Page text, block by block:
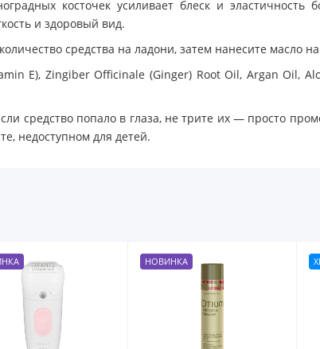
косточек усиливает блеск и эластичность
и здоровый вид.
средства на ладони, затем нанесите масло
E), Zingiber Officinale (Ginger) Root Oil, Argan Oil,
средство попало в глаза, не трите их — просто
недоступном для детей.
НОВИНКА